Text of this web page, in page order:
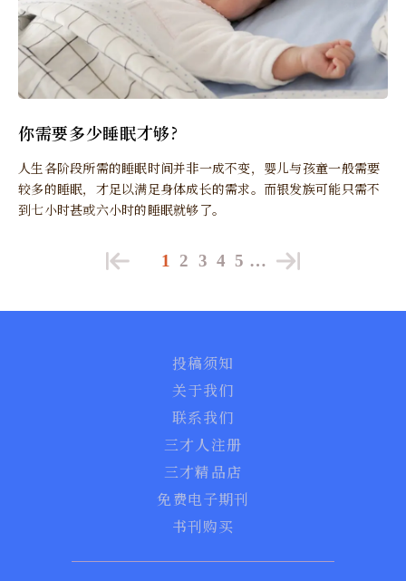
你需要多少睡眠才够?
人生各阶段所需的睡眠时间并非一成不变，婴儿与孩童一般需要
较多的睡眠，才足以满足身体成长的需求。而银发族可能只需不
到七小时甚或六小时的睡眠就够了。
1 2 3 4 5 …
投稿须知
关于我们
联系我们
三才人注册
三才精品店
免费电子期刊
书刊购买